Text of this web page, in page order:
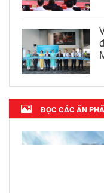
ĐỌC CÁC ẤN